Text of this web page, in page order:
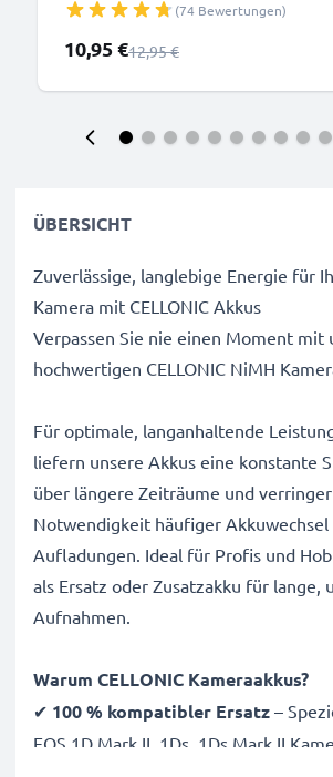
Handy und Kamera – kompatibel mit
Android & weiteren – Schwarz
(74 Bewertungen)
Sonderpreis
10,95 €Regulärer Preis
12,95 €
ÜBERSICHT
Zuverlässige, langlebige Energie für
Kamera mit CELLONIC Akkus
Verpassen Sie nie einen Moment mit
hochwertigen CELLONIC NiMH
Für optimale, langanhaltende
liefern unsere Akkus eine konstante
über längere Zeiträume und
Notwendigkeit häufiger Akkuwechsel
Aufladungen. Ideal für Profis und
als Ersatz oder Zusatzakku für lange,
Aufnahmen.
Warum CELLONIC Kameraakkus?
✔ 100 % kompatibler Ersatz –
EOS 1D Mark II, 1Ds, 1Ds Mark II